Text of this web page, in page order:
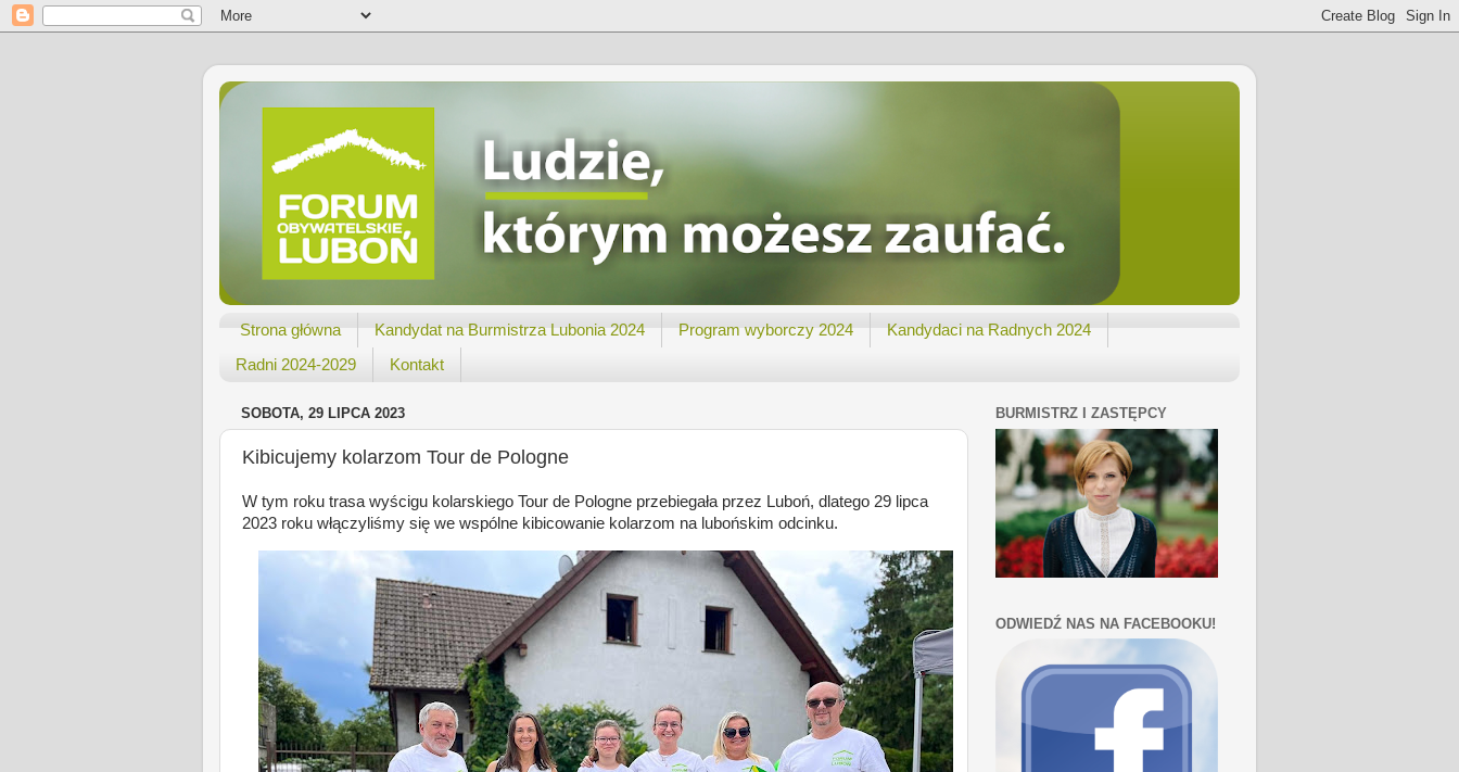
Strona główna Kandydat na Burmistrza Lubonia 2024 Program wyborczy 2024
Kandydaci na Radnych 2024
Radni 2024-2029
Kontakt
SOBOTA, 29 LIPCA 2023
Kibicujemy kolarzom Tour de Pologne
W tym roku trasa wyścigu kolarskiego Tour de Pologne przebiegała przez Luboń, dlatego 29 lipca
2023 roku włączyliśmy się we wspólne kibicowanie kolarzom na lubońskim odcinku.
BURMISTRZ I ZASTĘPCY
ODWIEDŹ NAS NA FACEBOOKU!